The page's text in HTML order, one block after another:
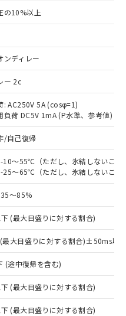
の10%以上
ンディレー
ー 2c
: AC250V 5A (cosφ=1)
負荷 DC5V 1mA (P水準、参考値)
/自己復帰
10～55℃（ただし、氷結しないこと
25～65℃（ただし、氷結しないこと
～85%
(最大目盛りに対する割合)
大目盛りに対する割合)±50ms以下
(途中復帰を含む)
(最大目盛りに対する割合)
(最大目盛りに対する割合)
指令（10物質）の
提供可能な商品で